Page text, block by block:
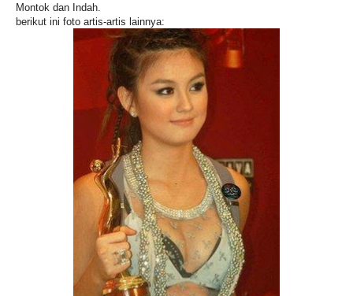
Montok dan Indah.
berikut ini foto artis-artis lainnya: